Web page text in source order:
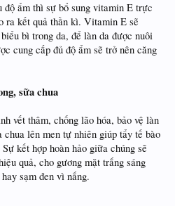
ẩm thì sự bổ sung vitamin E trực
ra kết quả thần kì. Vitamin E sẽ
bì trong da, để làn da được nuôi
cung cấp đủ độ ẩm sẽ trở nên căng
sữa chua
vết thâm, chống lão hóa, bảo vệ làn
lên men tự nhiên giúp tẩy tế bào
kết hợp hoàn hảo giữa chúng sẽ
quả, cho gương mặt trắng sáng
sạm đen vì nắng.